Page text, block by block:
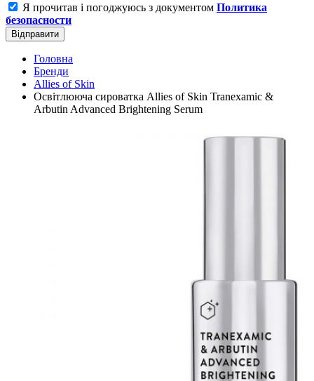
Я прочитав і погоджуюсь з документом Политика
безопасности
Відправити
Головна
Бренди
Allies of Skin
Освітлююча сироватка Allies of Skin Tranexamic &
Arbutin Advanced Brightening Serum